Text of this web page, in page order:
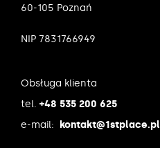
60-105 Poznań
NIP 7831766949
Obsługa klienta
tel. +48 535 200 625
e-mail:
kontakt@1stplace.pl